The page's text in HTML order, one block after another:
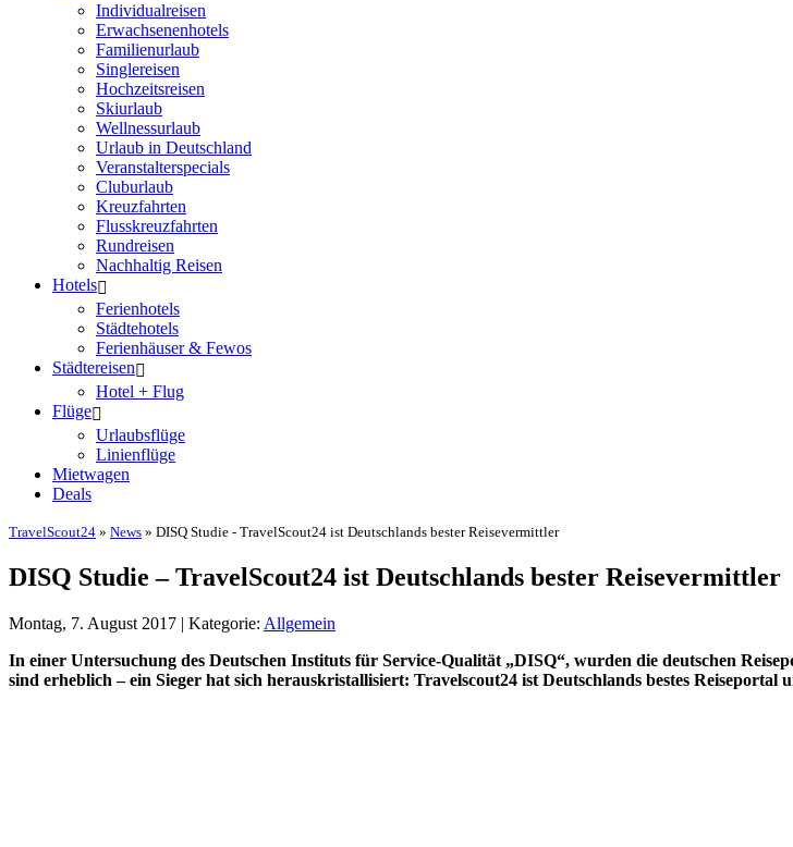
Individualreisen
Erwachsenenhotels
Familienurlaub
Singlereisen
Hochzeitsreisen
Skiurlaub
Wellnessurlaub
Urlaub in Deutschland
Veranstalterspecials
Cluburlaub
Kreuzfahrten
Flusskreuzfahrten
Rundreisen
Nachhaltig Reisen
Hotels
Ferienhotels
Städtehotels
Ferienhäuser & Fewos
Städtereisen
Hotel + Flug
Flüge
Urlaubsflüge
Linienflüge
Mietwagen
Deals
TravelScout24 » News » DISQ Studie - TravelScout24 ist Deutschlands bester Reisevermittler
DISQ Studie – TravelScout24 ist Deutschlands bester Reisevermittler
Montag, 7. August 2017 | Kategorie: Allgemein
In einer Untersuchung des Deutschen Instituts für Service-Qualität „DISQ“, wurden die deutschen
sind erheblich – ein Sieger hat sich herauskristallisiert: Travelscout24 ist Deutschlands bestes